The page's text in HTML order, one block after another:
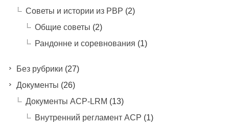
Советы и истории из РВР (2)
Общие советы (2)
Рандонне и соревнования (1)
Без рубрики (27)
Документы (26)
Документы ACP-LRM (13)
Внутренний регламент АСР (1)